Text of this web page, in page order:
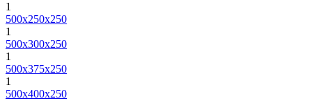
1
500х250х250
1
500х300х250
1
500х375х250
1
500х400х250